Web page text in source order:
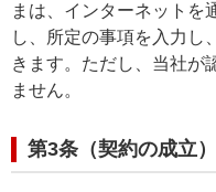
まは、インターネットを
し、所定の事項を入力し
きます。ただし、当社が
ません。
第3条（契約の成立）